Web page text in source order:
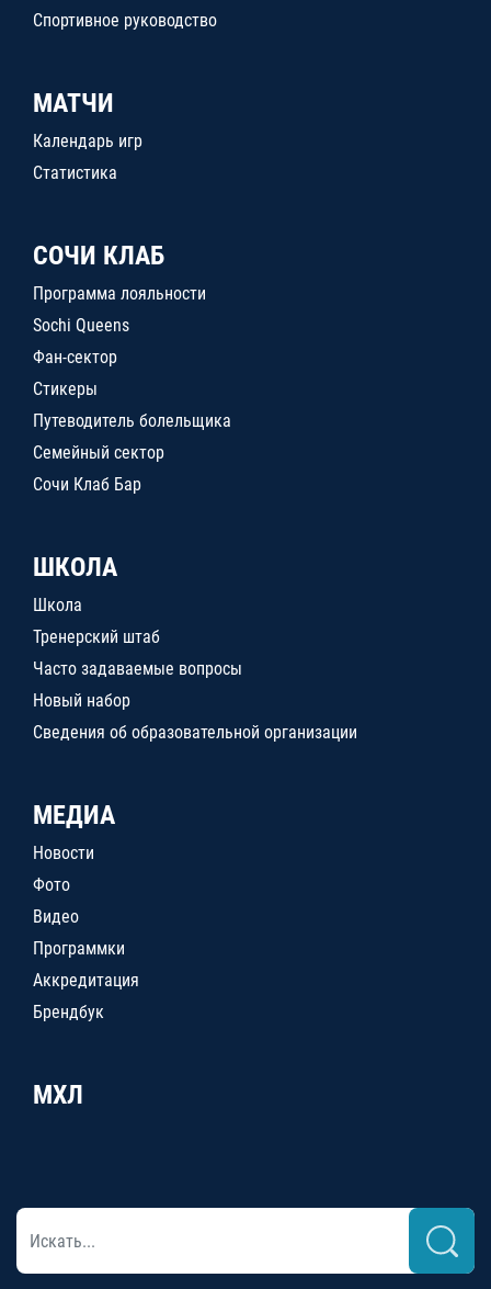
Спортивное руководство
МАТЧИ
Календарь игр
Статистика
СОЧИ КЛАБ
Программа лояльности
Sochi Queens
Фан-сектор
Стикеры
Путеводитель болельщика
Семейный сектор
Сочи Клаб Бар
ШКОЛА
Школа
Тренерский штаб
Часто задаваемые вопросы
Новый набор
Сведения об образовательной организации
МЕДИА
Новости
Фото
Видео
Программки
Аккредитация
Брендбук
МХЛ